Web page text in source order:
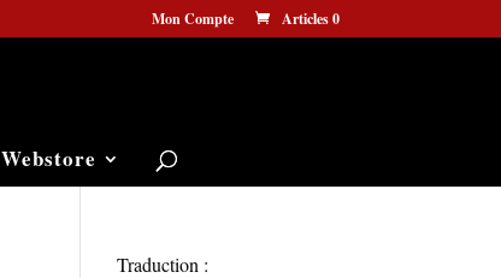
Mon Compte Articles 0
Webstore
Traduction :